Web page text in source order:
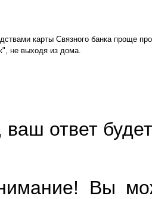
карты Связного банка проще
не выходя из дома.
ваш ответ
Вы